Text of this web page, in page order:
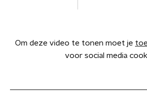
Om deze video te tonen moet je
voor social media